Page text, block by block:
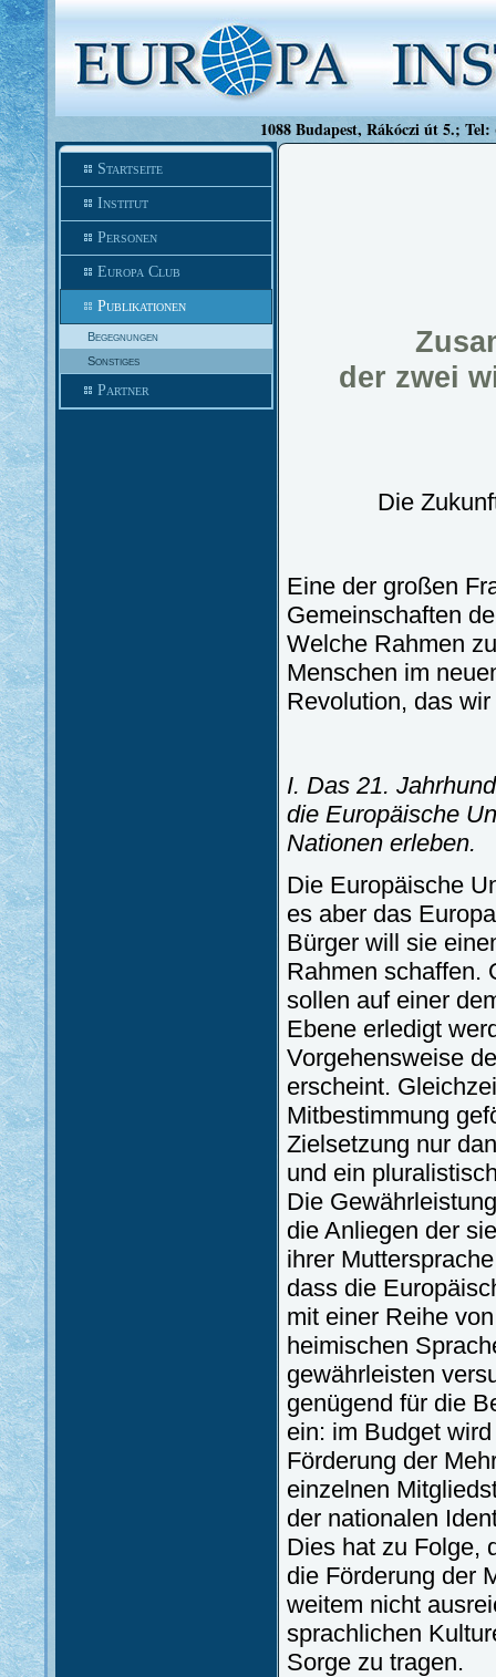
1088 Budapest, Rákóczi út 5.;
Startseite
Institut
Personen
Europa Club
Publikationen
Begegnungen
Sonstiges
Partner
der zwei
Die
Eine der großen
Gemeinschaften
Welche Rahmen
Menschen im
Revolution, das
I. Das 21.
die Europäische
Nationen erleben.
Die Europäische
es aber das
Bürger will sie
Rahmen schaffen.
sollen auf einer
Ebene erledigt
Vorgehensweise
erscheint.
Mitbestimmung
Zielsetzung nur
und ein
Die
die Anliegen der
ihrer
dass die
mit einer Reihe
heimischen
gewährleisten
genügend für die
ein: im Budget
Förderung der
einzelnen
der nationalen
Dies hat zu Folge,
die Förderung der
weitem nicht
sprachlichen
Sorge zu tragen.